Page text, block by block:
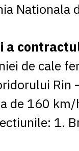
Nationala
a
de cale
Rin
de 160
1.